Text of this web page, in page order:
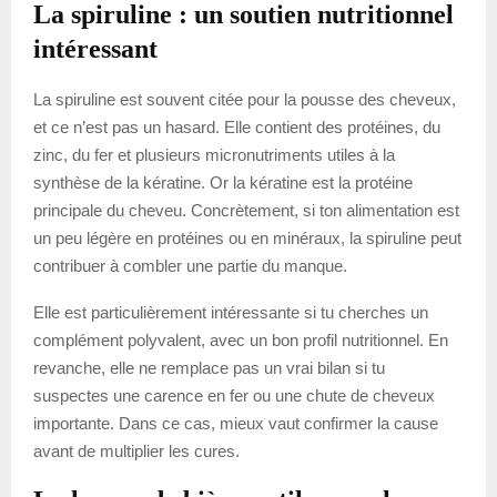
La spiruline : un soutien nutritionnel
intéressant
La spiruline est souvent citée pour la pousse des cheveux,
et ce n’est pas un hasard. Elle contient des protéines, du
zinc, du fer et plusieurs micronutriments utiles à la
synthèse de la kératine. Or la kératine est la protéine
principale du cheveu. Concrètement, si ton alimentation est
un peu légère en protéines ou en minéraux, la spiruline peut
contribuer à combler une partie du manque.
Elle est particulièrement intéressante si tu cherches un
complément polyvalent, avec un bon profil nutritionnel. En
revanche, elle ne remplace pas un vrai bilan si tu
suspectes une carence en fer ou une chute de cheveux
importante. Dans ce cas, mieux vaut confirmer la cause
avant de multiplier les cures.